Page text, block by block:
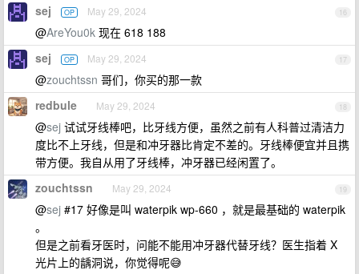
16
sej OP May 29, 2024
@AreYou0k 现在 618 188
17
sej OP May 29, 2024
@zouchtssn 哥们，你买的那一款
18
redbule May 29, 2024
@sej 试试牙线棒吧，比牙线方便，虽然之前有人科普过清洁力
度比不上牙线，但是和冲牙器比肯定不差的。牙线棒便宜并且携
带方便。我自从用了牙线棒，冲牙器已经闲置了。
19
zouchtssn May 29, 2024
@sej #17 好像是叫 waterpik wp-660 ，就是最基础的 waterpik
。
但是之前看牙医时，问能不能用冲牙器代替牙线？医生指着 X
光片上的龋洞说，你觉得呢😅